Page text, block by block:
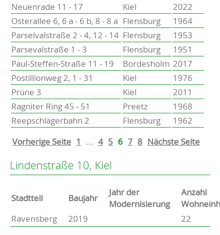
Neuenrade 11 - 17
Kiel
2022
Osterallee 6, 6 a - 6 b, 8 - 8 a Flensburg
1964
Parselvalstraße 2 - 4, 12 - 14 Flensburg
1953
Parsevalstraße 1 - 3
Flensburg
1951
Paul-Steffen-Straße 11 - 19
Bordesholm 2017
Postillionweg 2, 1 - 31
Kiel
1976
Prüne 3
Kiel
2011
Ragniter Ring 45 - 51
Preetz
1968
Reepschlägerbahn 2
Flensburg
1962
Vorherige Seite 1 ... 4 5 6 7 8 Nächste Seite
Lindenstraße 10, Kiel
Stammdaten
Basisdaten zur Immobilie
Stadtteil Baujahr
Jahr der
Modernisierung
Anzahl
Ravensberg
2019 22